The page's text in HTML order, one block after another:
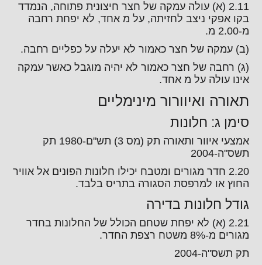
2.11 (א) עולה עמקה של חצר חיצונית פתוחה, הנמדד
בקו אפקי ניצב לחזיתה, על מ אחד, לא יפחת רחבה
מ-2.00 מ.
(ב) עמקה של חצר כאמור לא יעלה על כפליים רחבה.
(ג) רחבה של חצר כאמור לא יהיה מוגבל כאשר עמקה
אינו עולה על מ אחד.
תאורה ואיוורור מינימליים
סימן ג: חלונות
אמצעי איוור ותאורה תק (מס 3) תש"ם-1980 תק
תשס"ה-2004
2.20 חדר מגורים ומטבח יכילו חלונות הפונים אל אוויר
החוץ או למרפסת הסגורה בתריס בלבד.
גודל חלונות בדירה
2.21 (א) לא יפחת שטחם הכולל של החלונות בחדר
מגורים מ-8% משטח רצפת החדר.
תק תשס"ה-2004